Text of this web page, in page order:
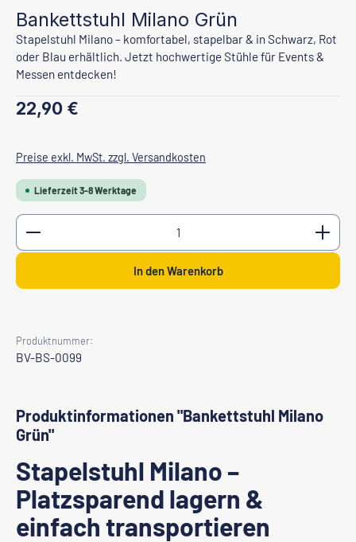
Bankettstuhl Milano Grün
Stapelstuhl Milano – komfortabel, stapelbar & in Schwarz, Rot
oder Blau erhältlich. Jetzt hochwertige Stühle für Events &
Messen entdecken!
Regulärer Preis:
22,90 €
Preise exkl. MwSt. zzgl. Versandkosten
Lieferzeit 3-8 Werktage
Produkt Anzahl: Gib den gewünschten Wert ein
In den Warenkorb
Produktnummer:
BV-BS-0099
Produktinformationen "Bankettstuhl Milano
Grün"
Stapelstuhl Milano –
Platzsparend lagern &
einfach transportieren